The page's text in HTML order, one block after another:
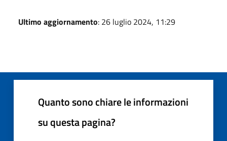
Ultimo aggiornamento: 26 luglio 2024, 11:29
Quanto sono chiare le informazioni
su questa pagina?